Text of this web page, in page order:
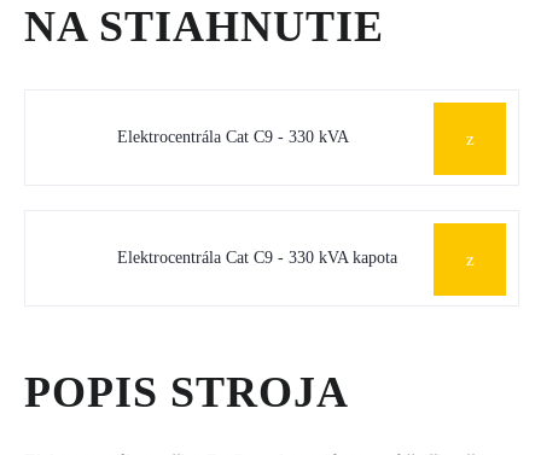
NA STIAHNUTIE
Elektrocentrála Cat C9 - 330 kVA
Elektrocentrála Cat C9 - 330 kVA kapota
POPIS STROJA